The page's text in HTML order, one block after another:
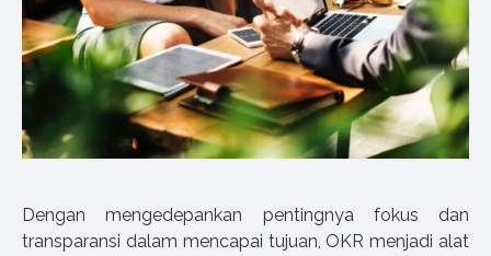
Dengan mengedepankan pentingnya fokus dan
transparansi dalam mencapai tujuan, OKR menjadi alat